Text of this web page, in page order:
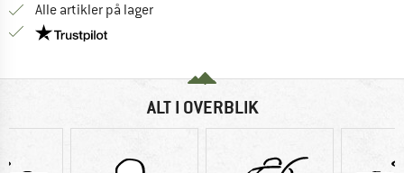
Alle artikler på lager
Vi er Trustpilot-certificeret - oplysningerne får du
ALT I OVERBLIK